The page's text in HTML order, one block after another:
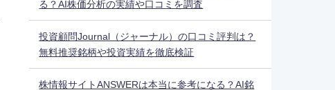
る？AI株価分析の実績や口コミを調査
投資顧問Journal（ジャーナル）の口コミ評判は？
無料推奨銘柄や投資実績を徹底検証
株情報サイトANSWERは本当に参考になる？AI銘